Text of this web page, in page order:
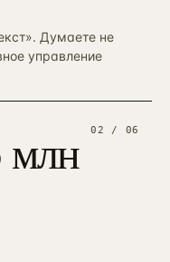
Думаете не
управление
02 / 06